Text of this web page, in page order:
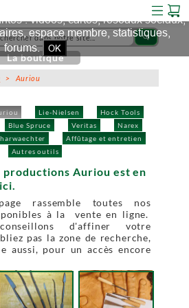
search
Lie-Nielsen
Hock Tools
Blue Spruce Veritas
Narex
Affûtage et entretien
Autres outils
La boutique
> Auriou
productions Auriou est en
rassemble toutes nos
à la vente en ligne.
d'affiner votre
pas la zone de recherche,
aussi, pour un accès encore
utilise collectent des cookies pour
: vidéos, cartes, réseaux sociaux,
espace membre, statistiques,
forums. OK